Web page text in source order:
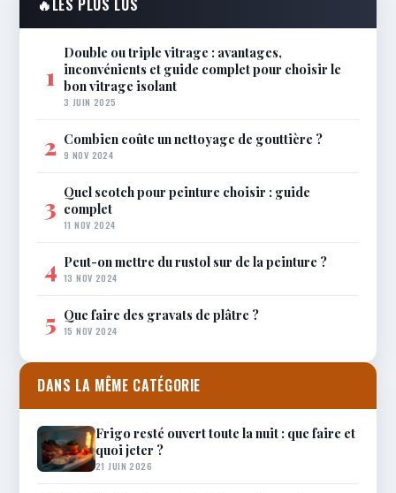
🔥LES PLUS LUS
1
Double ou triple vitrage : avantages,
inconvénients et guide complet pour choisir le
bon vitrage isolant
3 JUIN 2025
2 Combien coûte un nettoyage de gouttière ?
9 NOV 2024
3 Quel scotch pour peinture choisir : guide
complet
11 NOV 2024
4 Peut-on mettre du rustol sur de la peinture ?
13 NOV 2024
5 Que faire des gravats de plâtre ?
15 NOV 2024
DANS LA MÊME CATÉGORIE
Frigo resté ouvert toute la nuit : que faire et
quoi jeter ?
21 JUIN 2026